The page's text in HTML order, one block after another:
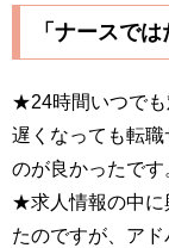
「ナースで
★24時間いつでも
遅くなっても転
のが良かったです
★求人情報の中に
たのですが、ア